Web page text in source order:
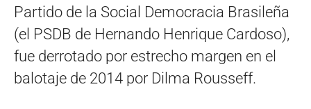
Partido de la Social Democracia Brasileña
(el PSDB de Hernando Henrique Cardoso),
fue derrotado por estrecho margen en el
balotaje de 2014 por Dilma Rousseff.